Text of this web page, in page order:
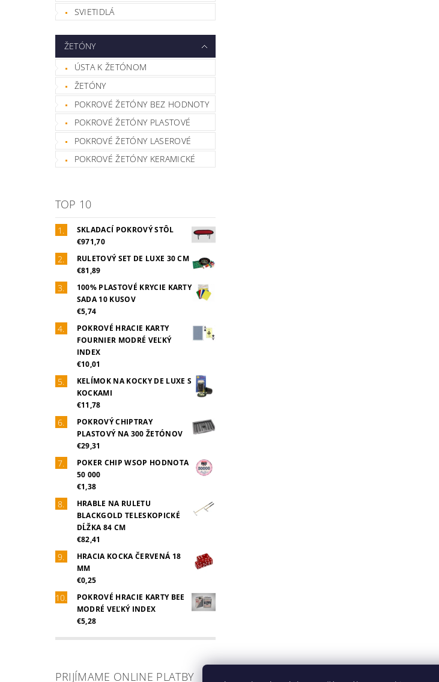
SVIETIDLÁ
ŽETÓNY
ÚSTA K ŽETÓNOM
ŽETÓNY
POKROVÉ ŽETÓNY BEZ HODNOTY
POKROVÉ ŽETÓNY PLASTOVÉ
POKROVÉ ŽETÓNY LASEROVÉ
POKROVÉ ŽETÓNY KERAMICKÉ
TOP 10
SKLADACÍ POKROVÝ STÔL
€971,70
RULETOVÝ SET DE LUXE 30 CM
€81,89
100% PLASTOVÉ KRYCIE KARTY
SADA 10 KUSOV
€5,74
POKROVÉ HRACIE KARTY
FOURNIER MODRÉ VEĽKÝ
INDEX
€10,01
KELÍMOK NA KOCKY DE LUXE S
KOCKAMI
€11,78
POKROVÝ CHIPTRAY
PLASTOVÝ NA 300 ŽETÓNOV
€29,31
POKER CHIP WSOP HODNOTA
50 000
€1,38
HRABLE NA RULETU
BLACKGOLD TELESKOPICKÉ
DĹŽKA 84 CM
€82,41
HRACIA KOCKA ČERVENÁ 18
MM
€0,25
POKROVÉ HRACIE KARTY BEE
MODRÉ VEĽKÝ INDEX
€5,28
PRIJÍMAME ONLINE PLATBY